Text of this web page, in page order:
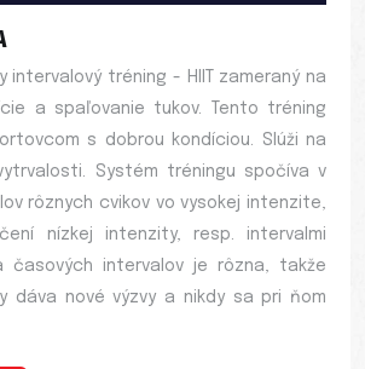
intervalový tréning - HIIT zameraný na
a spaľovanie tukov. Tento tréning
s dobrou kondíciou. Slúži na
Systém tréningu spočíva v
rôznych cvikov vo vysokej intenzite,
nízkej intenzity, resp. intervalmi
časových intervalov je rôzna, takže
dáva nové výzvy a nikdy sa pri ňom